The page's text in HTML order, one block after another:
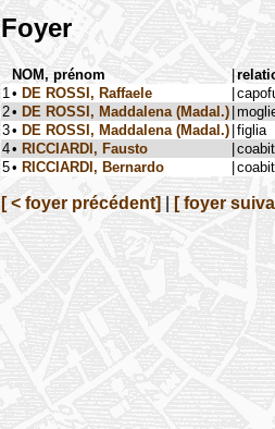
Foyer
NOM, prénom |
1 • DE ROSSI, Raffaele |
2• DE ROSSI, Maddalena (Madal.) |
3• DE ROSSI, Maddalena (Madal.) |figlia
4• RICCIARDI, Fausto |
5• RICCIARDI, Bernardo |
[ < foyer précédent] [ foyer